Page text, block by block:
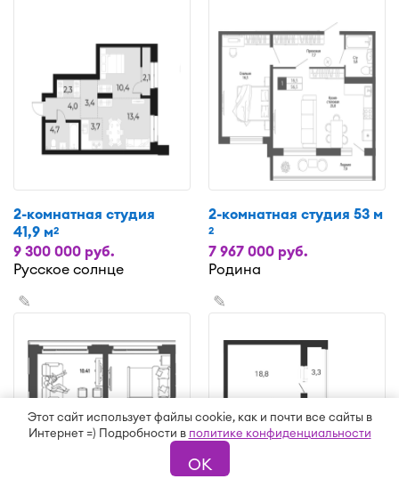
Этот сайт использует файлы cookie, как и почти все сайты в
Интернет =) Подробности в политике конфиденциальности
ОК
2-комнатная студия
41,9 м2
9 300 000 руб.
Русское солнце
2-комнатная студия 53 м
2
7 967 000 руб.
Родина
✎ ✎